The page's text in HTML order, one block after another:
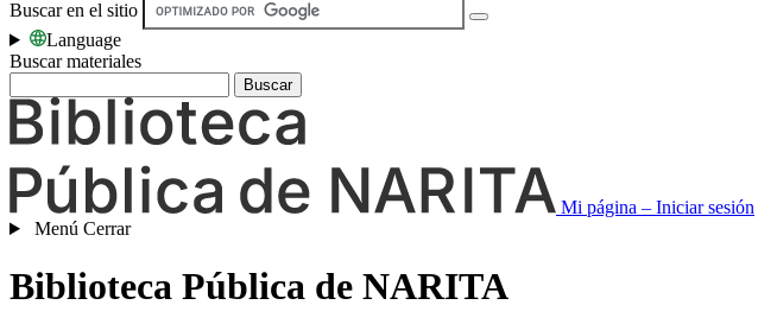
Buscar en el sitio
Language
Buscar materiales
Buscar
Mi página – Iniciar sesión
Menú Cerrar
Biblioteca Pública de NARITA